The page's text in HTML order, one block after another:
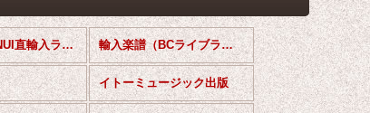
輸入楽譜（INUI直輸入ライブラリー） 輸入楽譜（BCライブラリー）Clarinet＆Piano
イトーミュージック出版